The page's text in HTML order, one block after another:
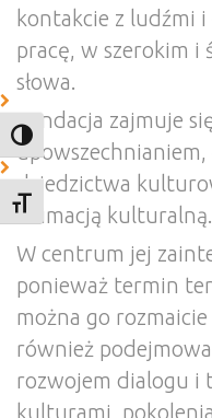
TOGGLE HIGH CONTRAST
TOGGLE FONT SIZE
kontakcie z ludźmi
pracę, w szerokim i
słowa.
Fundacja zajmuje
dziedzictwa
animacją kulturalną.
W centrum jej
ponieważ termin
można go
również
rozwojem dialogu i
kulturami,